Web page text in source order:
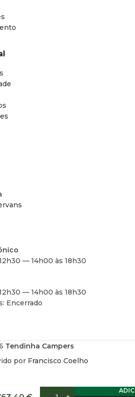
— 14h00 às 18h30
— 14h00 às 18h30
Encerrado
Tendinha Campers
por Francisco Coelho